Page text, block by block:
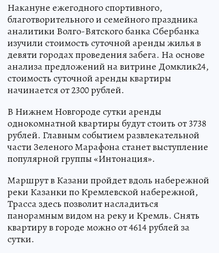
Накануне ежегодного спортивного,
благотворительного и семейного праздника
аналитики Волго-Вятского банка Сбербанка
изучили стоимость суточной аренды жилья в
девяти городах проведения забега. На основе
анализа предложений на витрине Домклик24,
стоимость суточной аренды квартиры
начинается от 2300 рублей.
В Нижнем Новгороде сутки аренды
однокомнатной квартиры будут стоить от 3738
рублей. Главным событием развлекательной
части Зеленого Марафона станет выступление
популярной группы «Интонация».
Маршрут в Казани пройдет вдоль набережной
реки Казанки по Кремлевской набережной,
Трасса здесь позволит насладиться
панорамным видом на реку и Кремль. Снять
квартиру в городе можно от 4614 рублей за
сутки.